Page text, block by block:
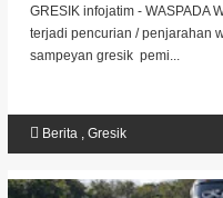
GRESIK infojatim - WASPADA
terjadi pencurian / penjarahan
sampeyan gresik pemi...
Berita, Gresik